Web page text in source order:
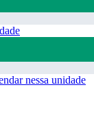
nessa unidade